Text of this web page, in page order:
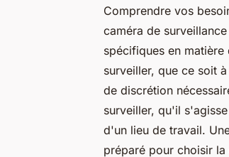
Comprendre vos
caméra de
spécifiques en
surveiller, que ce soit
de discrétion
surveiller, qu'il
d'un lieu de travail.
préparé pour choisir